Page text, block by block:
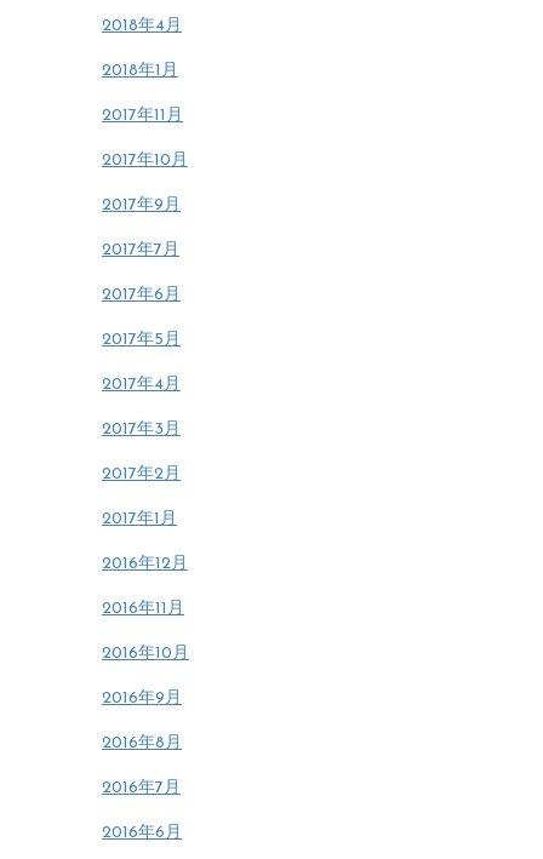
2018年4月
2018年1月
2017年11月
2017年10月
2017年9月
2017年7月
2017年6月
2017年5月
2017年4月
2017年3月
2017年2月
2017年1月
2016年12月
2016年11月
2016年10月
2016年9月
2016年8月
2016年7月
2016年6月